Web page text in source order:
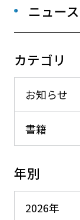
ニュース
カテゴリ
お知らせ
書籍
年別
2026年